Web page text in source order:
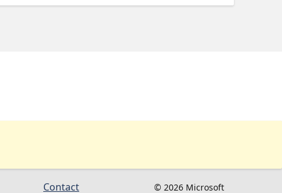
Contact © 2026 Microsoft